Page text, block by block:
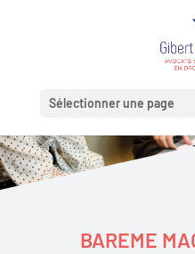
Sélectionner une page
BAREME